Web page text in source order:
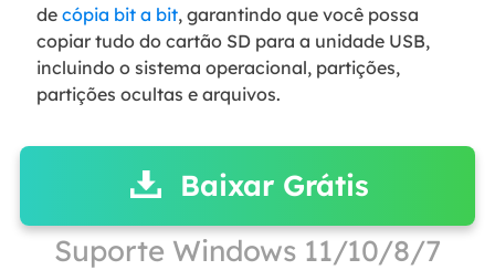
de cópia bit a bit, garantindo que você possa
copiar tudo do cartão SD para a unidade USB,
incluindo o sistema operacional, partições,
partições ocultas e arquivos.
Baixar Grátis
Suporte Windows 11/10/8/7